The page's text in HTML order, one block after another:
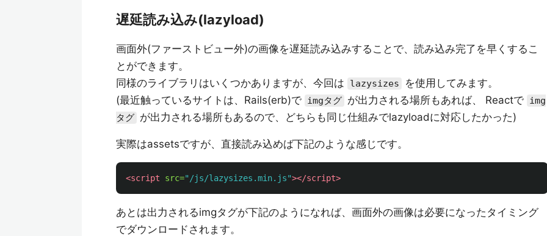
遅延読み込み(lazyload)
画面外(ファーストビュー外)の画像を遅延読み込みすることで、読み込み完了を早くするこ
とができます。
同様のライブラリはいくつかありますが、今回は
lazysizes
を使用してみます。
(最近触っているサイトは、Rails(erb)で imgタグ が出力される場所もあれば、 Reactで img
タグ が出力される場所もあるので、どちらも同じ仕組みでlazyloadに対応したかった)
実際はassetsですが、直接読み込めば下記のような感じです。
<script src="/js/lazysizes.min.js"></script>
あとは出力されるimgタグが下記のようになれば、画面外の画像は必要になったタイミング
でダウンロードされます。